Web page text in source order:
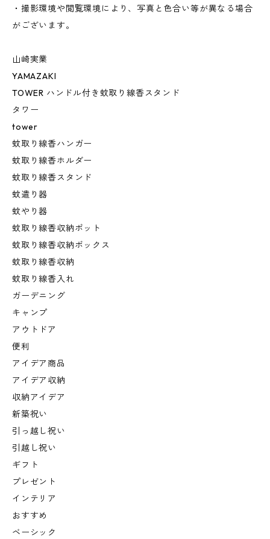
・撮影環境や閲覧環境により、写真と色合い等が異なる場合
がございます。
山崎実業
YAMAZAKI
TOWER ハンドル付き蚊取り線香スタンド
タワー
tower
蚊取り線香ハンガー
蚊取り線香ホルダー
蚊取り線香スタンド
蚊遣り器
蚊やり器
蚊取り線香収納ポット
蚊取り線香収納ボックス
蚊取り線香収納
蚊取り線香入れ
ガーデニング
キャンプ
アウトドア
便利
アイデア商品
アイデア収納
収納アイデア
新築祝い
引っ越し祝い
引越し祝い
ギフト
プレゼント
インテリア
おすすめ
ベーシック